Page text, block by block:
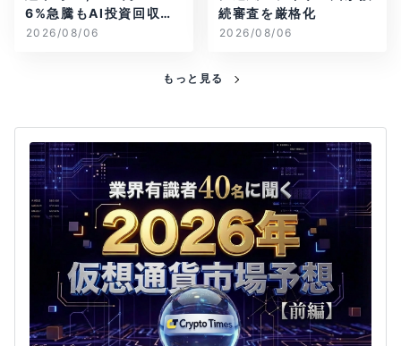
6%急騰もAI投資回収懸
念が再燃
2026/08/06
続審査を厳格化
2026/08/06
もっと見る